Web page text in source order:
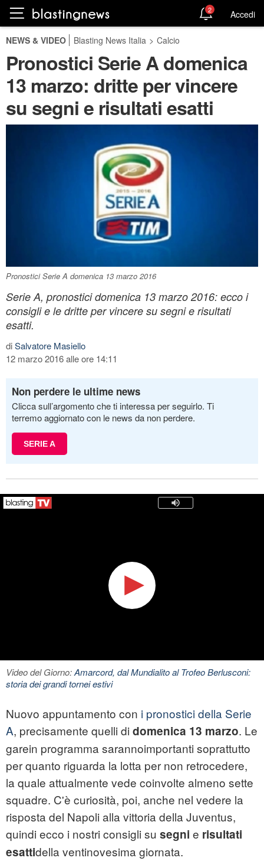
2 Accedi
NEWS & VIDEO Blasting News Italia > Calcio
Pronostici Serie A domenica
13 marzo: dritte per vincere
su segni e risultati esatti
Pronostici Serie A domenica 13 marzo 2016
Serie A, pronostici domenica 13 marzo 2016: ecco i
consigli e le dritte per vincere su segni e risultati
esatti.
diSalvatore Masiello
12 marzo 2016 alle ore 14:11
Non perdere le ultime news
Clicca sull’argomento che ti interessa per seguirlo. Ti
terremo aggiornato con le news da non perdere.
SERIE A
Video del Giorno:Amarcord, dal Mundialito al Trofeo Berlusconi:
storia dei grandi tornei estivi
Nuovo appuntamento con i pronostici della Serie
A, precisamente quelli di domenica 13 marzo. Le
garein programma sarannoimportanti soprattutto
per quanto riguarda la lotta per non retrocedere,
la quale attualmente vede coinvolte almeno sette
squadre. C'è curiosità, poi, anche nel vedere la
risposta del Napoli alla vittoria della Juventus,
quindi ecco i nostri consigli su segni e risultati
esattidella ventinovesima giornata.